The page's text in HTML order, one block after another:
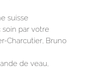
suisse
soin par votre
Charcutier, Bruno
de veau,